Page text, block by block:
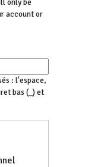
only be
account or
: l'espace,
bas (_) et